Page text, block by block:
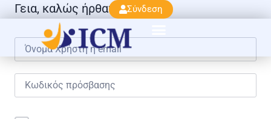
Σύνδεση
Γεια, καλώς ήρθατε πάλι!